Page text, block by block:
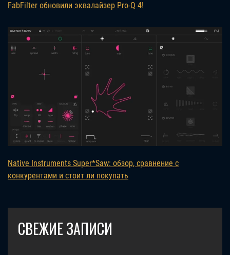
FabFilter обновили эквалайзер Pro-Q 4!
Native Instruments Super*Saw: обзор, сравнение с
конкурентами и стоит ли покупать
СВЕЖИЕ ЗАПИСИ